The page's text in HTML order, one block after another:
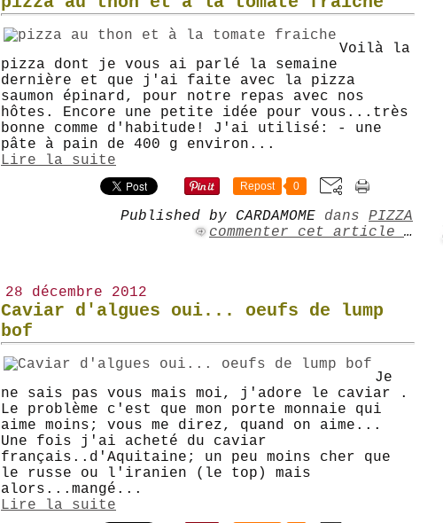
Voilà la
pizza dont je vous ai parlé la semaine
dernière et que j'ai faite avec la pizza
saumon épinard, pour notre repas avec nos
hôtes. Encore une petite idée pour vous...très
bonne comme d'habitude! J'ai utilisé: - une
pâte à pain de 400 g environ...
Lire la suite
Repost 0
Published by CARDAMOME dans PIZZA
commenter cet article …
28 décembre 2012
Caviar d'algues oui... oeufs de lump
bof
Je
ne sais pas vous mais moi, j'adore le caviar .
Le problème c'est que mon porte monnaie qui
aime moins; vous me direz, quand on aime...
Une fois j'ai acheté du caviar
français..d'Aquitaine; un peu moins cher que
le russe ou l'iranien (le top) mais
alors...mangé...
Lire la suite